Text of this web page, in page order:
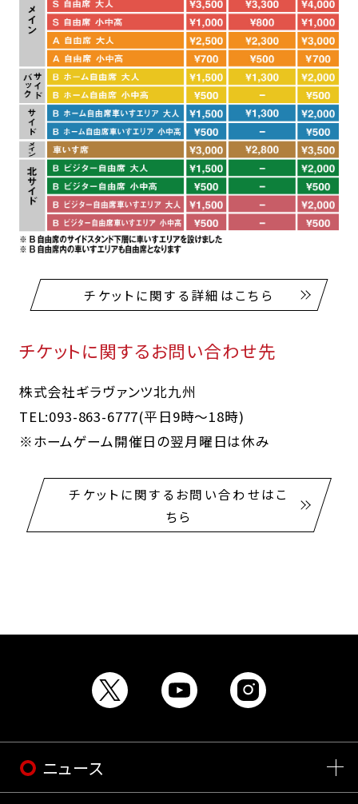
チケットに関する詳細はこちら
チケットに関するお問い合わせ先
株式会社ギラヴァンツ北九州
TEL:093-863-6777(平日9時～18時)
※ホームゲーム開催日の翌月曜日は休み
チケットに関するお問い合わせはこ
ちら
ニュース